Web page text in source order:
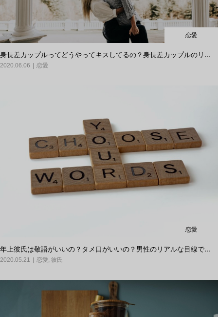
恋愛
身長差カップルってどうやってキスしてるの？身長差カップルのリ...
2020.06.06 恋愛
恋愛
年上彼氏は敬語がいいの？タメ口がいいの？男性のリアルな目線で...
2020.05.21 恋愛, 彼氏